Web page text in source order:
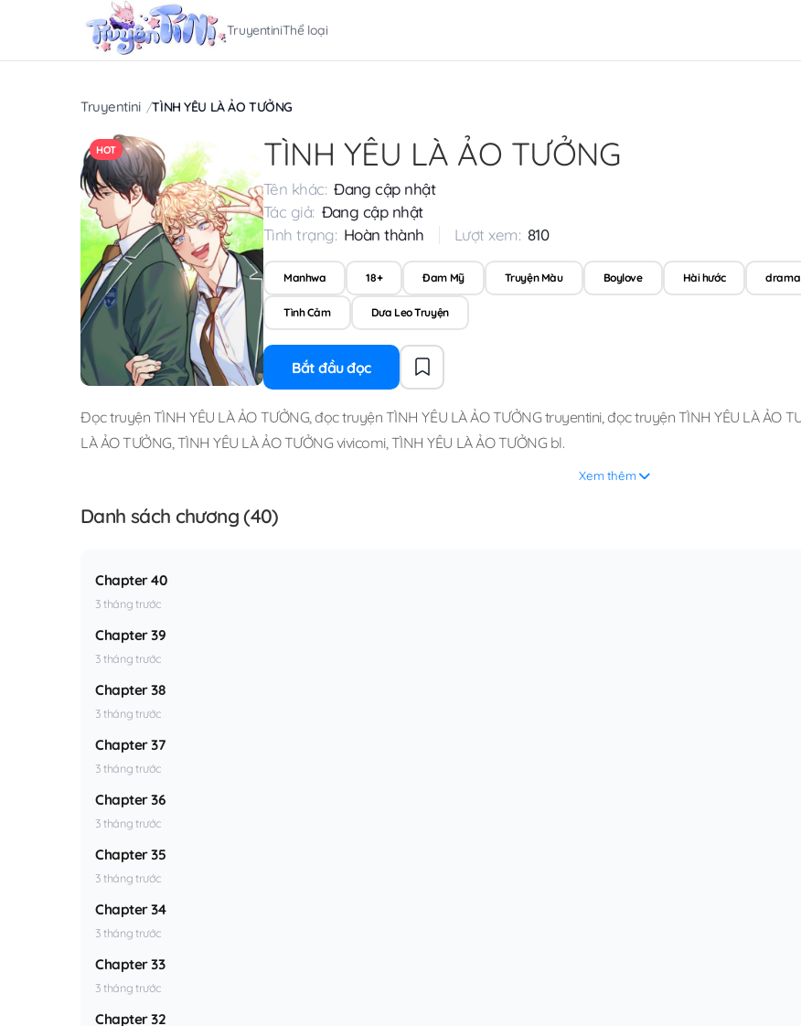
TruyentiniThể loại
Truyentini TÌNH YÊU LÀ ẢO TƯỞNG
HOT TÌNH YÊU LÀ ẢO TƯỞNG
Tên khác: Đang cập nhật
Tác giả: Đang cập nhật
Tình trạng: Hoàn thành Lượt xem: 810
Manhwa 18+ Đam Mỹ Truyện Màu Boylove Hài hước drama
Tình Cảm Dưa Leo Truyện
Bắt đầu đọc
Đọc truyện TÌNH YÊU LÀ ẢO TƯỞNG,đọc truyện TÌNH YÊU LÀ ẢO TƯỞNG truyentini,đọc truyện TÌNH YÊU LÀ ẢO
LÀ ẢO TƯỞNG,TÌNH YÊU LÀ ẢO TƯỞNG vivicomi,TÌNH YÊU LÀ ẢO TƯỞNG bl.
Xem thêm
Danh sách chương (40)
Chapter 40
3 tháng trước
Chapter 39
3 tháng trước
Chapter 38
3 tháng trước
Chapter 37
3 tháng trước
Chapter 36
3 tháng trước
Chapter 35
3 tháng trước
Chapter 34
3 tháng trước
Chapter 33
3 tháng trước
Chapter 32